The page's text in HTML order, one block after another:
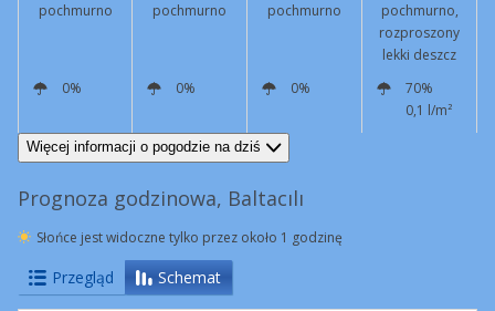
pochmurno
pochmurno
pochmurno
pochmurno,
rozproszony
lekki deszcz
0%
0% 0%
70%
0,1 l/m²
N
5 km/h N
7 km/h
Więcej informacji o pogodzie na dziś
Prognoza godzinowa, Baltacılı
Słońce jest widoczne tylko przez około 1 godzinę
Przegląd Schemat